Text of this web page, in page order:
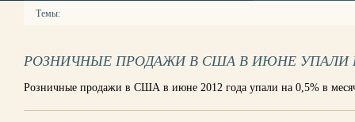
Темы:
РОЗНИЧНЫЕ ПРОДАЖИ В США В ИЮНЕ УПАЛИ
Розничные продажи в США в июне 2012 года упали на 0,5% в